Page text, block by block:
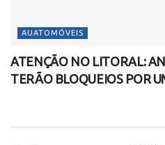
AUATOMÓVEIS
ATENÇÃO NO LITORAL:
TERÃO BLOQUEIOS POR